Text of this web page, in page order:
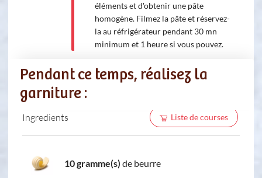
éléments et d'obtenir une pâte
homogène. Filmez la pâte et réservez-
la au réfrigérateur pendant 30 mn
minimum et 1 heure si vous pouvez.
Pendant ce temps, réalisez la
garniture :
Ingredients Liste de courses
10 gramme(s) de beurre